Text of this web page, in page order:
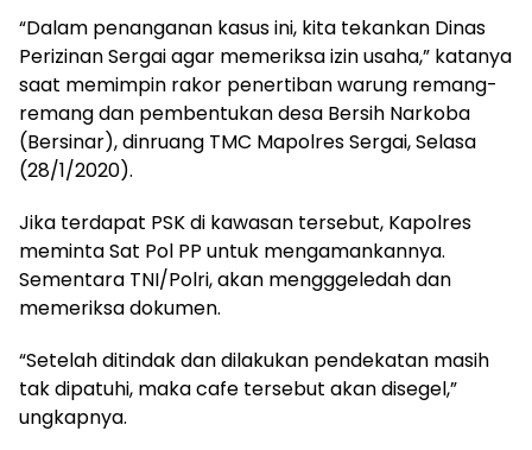
“Dalam penanganan kasus ini, kita tekankan Dinas
Perizinan Sergai agar memeriksa izin usaha,” katanya
saat memimpin rakor penertiban warung remang-
remang dan pembentukan desa Bersih Narkoba
(Bersinar), dinruang TMC Mapolres Sergai, Selasa
(28/1/2020).
Jika terdapat PSK di kawasan tersebut, Kapolres
meminta Sat Pol PP untuk mengamankannya.
Sementara TNI/Polri, akan mengggeledah dan
memeriksa dokumen.
“Setelah ditindak dan dilakukan pendekatan masih
tak dipatuhi, maka cafe tersebut akan disegel,”
ungkapnya.